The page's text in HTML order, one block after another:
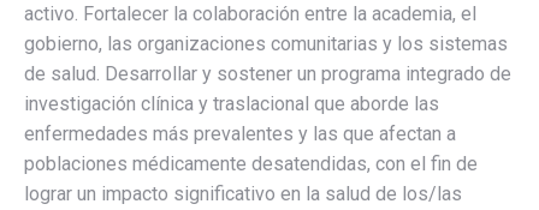
activo. Fortalecer la colaboración entre la academia, el
gobierno, las organizaciones comunitarias y los sistemas
de salud. Desarrollar y sostener un programa integrado de
investigación clínica y traslacional que aborde las
enfermedades más prevalentes y las que afectan a
poblaciones médicamente desatendidas, con el fin de
lograr un impacto significativo en la salud de los/las